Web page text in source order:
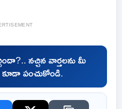
నచ్చిన వార్తలను మీ
పంచుకోండి.